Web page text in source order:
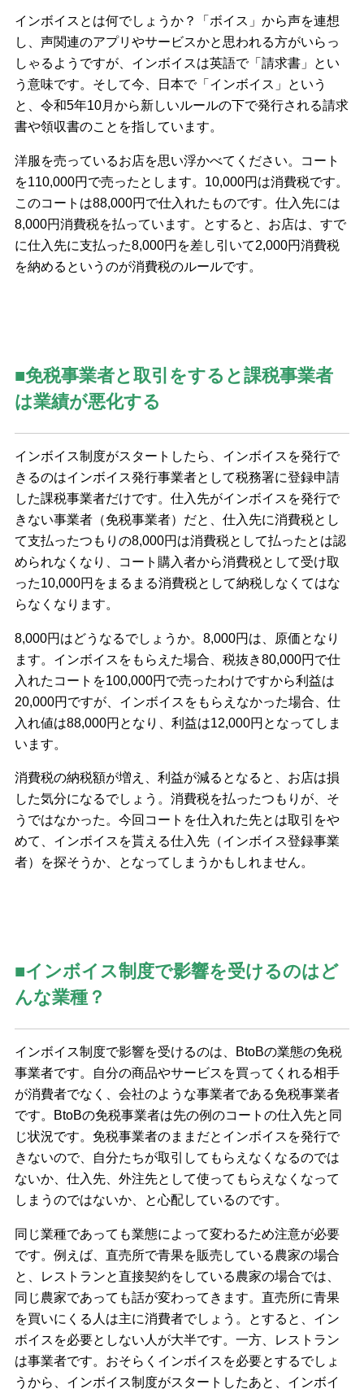
インボイスとは何でしょうか？「ボイス」から声を連想
し、声関連のアプリやサービスかと思われる方がいらっ
しゃるようですが、インボイスは英語で「請求書」とい
う意味です。そして今、日本で「インボイス」という
と、令和5年10月から新しいルールの下で発行される請求
書や領収書のことを指しています。
洋服を売っているお店を思い浮かべてください。コート
を110,000円で売ったとします。10,000円は消費税です。
このコートは88,000円で仕入れたものです。仕入先には
8,000円消費税を払っています。とすると、お店は、すで
に仕入先に支払った8,000円を差し引いて2,000円消費税
を納めるというのが消費税のルールです。
■免税事業者と取引をすると課税事業者
は業績が悪化する
インボイス制度がスタートしたら、インボイスを発行で
きるのはインボイス発行事業者として税務署に登録申請
した課税事業者だけです。仕入先がインボイスを発行で
きない事業者（免税事業者）だと、仕入先に消費税とし
て支払ったつもりの8,000円は消費税として払ったとは認
められなくなり、コート購入者から消費税として受け取
った10,000円をまるまる消費税として納税しなくてはな
らなくなります。
8,000円はどうなるでしょうか。8,000円は、原価となり
ます。インボイスをもらえた場合、税抜き80,000円で仕
入れたコートを100,000円で売ったわけですから利益は
20,000円ですが、インボイスをもらえなかった場合、仕
入れ値は88,000円となり、利益は12,000円となってしま
います。
消費税の納税額が増え、利益が減るとなると、お店は損
した気分になるでしょう。消費税を払ったつもりが、そ
うではなかった。今回コートを仕入れた先とは取引をや
めて、インボイスを貰える仕入先（インボイス登録事業
者）を探そうか、となってしまうかもしれません。
■インボイス制度で影響を受けるのはど
んな業種？
インボイス制度で影響を受けるのは、BtoBの業態の免税
事業者です。自分の商品やサービスを買ってくれる相手
が消費者でなく、会社のような事業者である免税事業者
です。BtoBの免税事業者は先の例のコートの仕入先と同
じ状況です。免税事業者のままだとインボイスを発行で
きないので、自分たちが取引してもらえなくなるのでは
ないか、仕入先、外注先として使ってもらえなくなって
しまうのではないか、と心配しているのです。
同じ業種であっても業態によって変わるため注意が必要
です。例えば、直売所で青果を販売している農家の場合
と、レストランと直接契約をしている農家の場合では、
同じ農家であっても話が変わってきます。直売所に青果
を買いにくる人は主に消費者でしょう。とすると、イン
ボイスを必要としない人が大半です。一方、レストラン
は事業者です。おそらくインボイスを必要とするでしょ
うから、インボイス制度がスタートしたあと、インボイ